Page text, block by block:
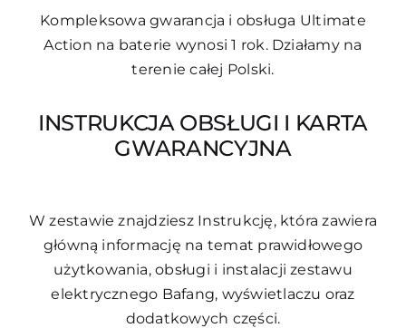
Kompleksowa gwarancja i obsługa Ultimate
Action na baterie wynosi 1 rok. Działamy na
terenie całej Polski.
INSTRUKCJA OBSŁUGI I KARTA
GWARANCYJNA
W zestawie znajdziesz Instrukcję, która zawiera
główną informację na temat prawidłowego
użytkowania, obsługi i instalacji zestawu
elektrycznego Bafang, wyświetlaczu oraz
dodatkowych części.